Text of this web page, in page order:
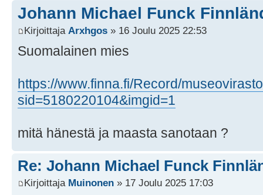
Johann Michael Funck
Kirjoittaja Arxhgos » 16 Joulu 2025 22:53
Suomalainen mies
https://www.finna.fi/Record/
sid=5180220104&imgid=1
mitä hänestä ja maasta sanotaan ?
Re: Johann Michael Funck
Kirjoittaja Muinonen » 17 Joulu 2025 17:03